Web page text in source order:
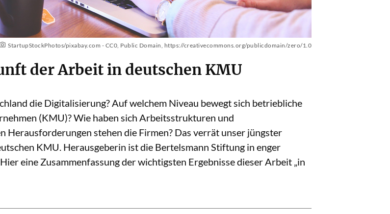
StartupStockPhotos/pixabay.com - CC0, Public Domain, https://creativecommons.org/publicdomain/zero/1.0
der Arbeit in deutschen KMU
die Digitalisierung? Auf welchem Niveau bewegt sich betriebliche
(KMU)? Wie haben sich Arbeitsstrukturen und
Herausforderungen stehen die Firmen? Das verrät unser jüngster
KMU. Herausgeberin ist die Bertelsmann Stiftung in enger
eine Zusammenfassung der wichtigsten Ergebnisse dieser Arbeit „in